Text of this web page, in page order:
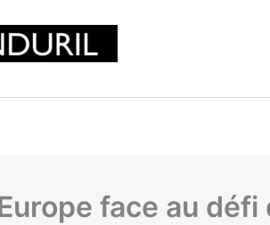
face au défi